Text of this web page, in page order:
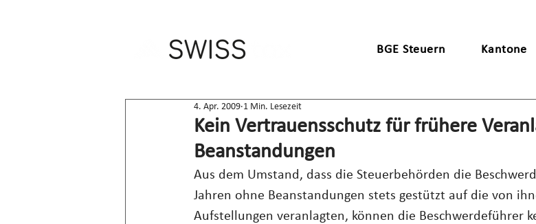
BGE Steuern Kantone
Kein Vertrauensschutz für frühere
Beanstandungen
4. Apr. 2009 1 Min. Lesezeit
Aus dem Umstand, dass die Steuerbehörden die
Jahren ohne Beanstandungen stets gestützt auf die von
Aufstellungen veranlagten, können die Beschwerdeführer